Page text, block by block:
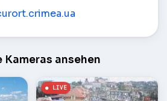
Kameras ansehen